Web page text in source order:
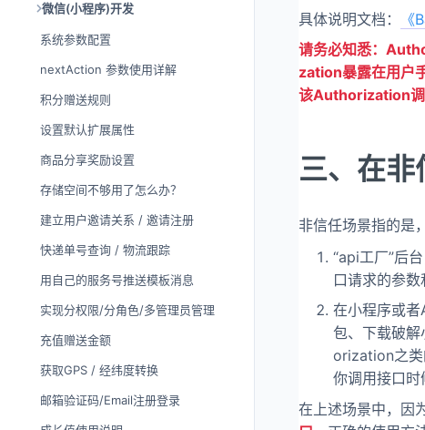
微信(小程序)开发
系统参数配置
nextAction 参数使用详解
积分赠送规则
设置默认扩展属性
商品分享奖励设置
存储空间不够用了怎么办？
建立用户邀请关系 / 邀请注册
快递单号查询 / 物流跟踪
用自己的服务号推送模板消息
实现分权限/分角色/多管理员管理
充值赠送金额
获取GPS / 经纬度转换
邮箱验证码/Email注册登录
具体说明文档：
请务必知悉：
zation暴露在用户
该Authorization调
三、在非
非信任场景指的是
“api工厂”后
口请求的参数
在小程序或
包、下载破
orization之类
你调用接口时
在上述场景中，因